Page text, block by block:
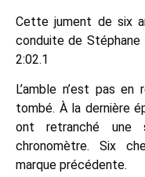
Cette jument de six
conduite de Stéphane
2:02.1
L’amble n’est pas
tombé. À la dernière
ont retranché une
chronomètre. Six
marque précédente.